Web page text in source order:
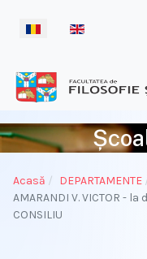
Selectați limba dvs
Acasă DEPARTAMENTE
AMARANDI V. VICTOR -
CONSILIU